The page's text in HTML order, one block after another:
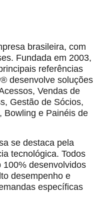
brasileira, com
Fundada em 2003,
referências
desenvolve soluções
Vendas de
Gestão de Sócios,
Bowling e Painéis de
se destaca pela
tecnológica. Todos
desenvolvidos
desempenho e
específicas